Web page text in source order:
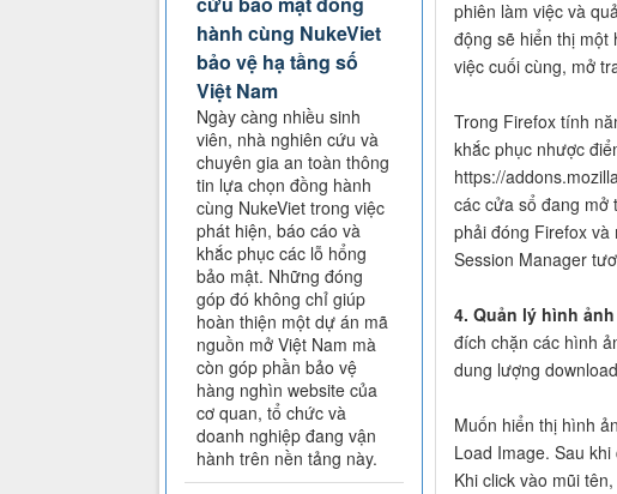
phiên làm việc và
động sẽ hiển thị một
việc cuối cùng, mở
Trong Firefox tính
khắc phục nhược
https://
các cửa sổ đang mở
phải đóng Firefox và
Session Manager
4. Quản lý hình
đích chặn các hình
dung lượng
Muốn hiển thị hình
Load Image. Sau
Khi click vào mũi
hành cùng NukeViet
bảo vệ hạ tầng số
Việt Nam
Ngày càng nhiều sinh
viên, nhà nghiên cứu và
chuyên gia an toàn thông
tin lựa chọn đồng hành
cùng NukeViet trong việc
phát hiện, báo cáo và
khắc phục các lỗ hổng
bảo mật. Những đóng
góp đó không chỉ giúp
hoàn thiện một dự án mã
nguồn mở Việt Nam mà
còn góp phần bảo vệ
hàng nghìn website của
cơ quan, tổ chức và
doanh nghiệp đang vận
hành trên nền tảng này.